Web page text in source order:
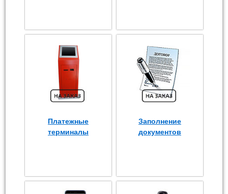
Платежные
терминалы
Заполнение
документов